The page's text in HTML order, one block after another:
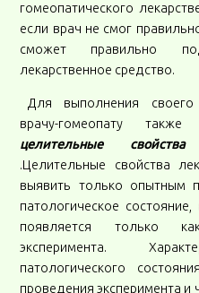
гомеопатического
если врач не смог
сможет правильно
лекарственное средство.
Для выполнения своего
врачу-гомеопату
целительные
.Целительные свойства
выявить только опытным
патологическое
появляется только
эксперимента.
патологического
проведения эксперимента